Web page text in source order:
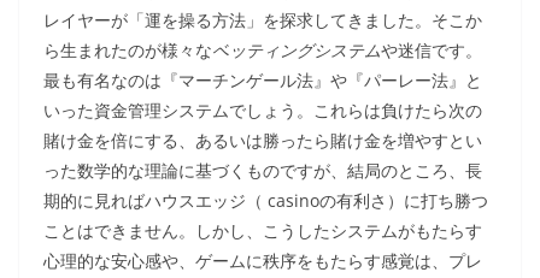
レイヤーが「運を操る方法」を探求してきました。そこか
ら生まれたのが様々なベッティングシステムや迷信です。
最も有名なのは『マーチンゲール法』や『パーレー法』と
いった資金管理システムでしょう。これらは負けたら次の
賭け金を倍にする、あるいは勝ったら賭け金を増やすとい
った数学的な理論に基づくものですが、結局のところ、長
期的に見ればハウスエッジ（ casinoの有利さ）に打ち勝つ
ことはできません。しかし、こうしたシステムがもたらす
心理的な安心感や、ゲームに秩序をもたらす感覚は、プレ